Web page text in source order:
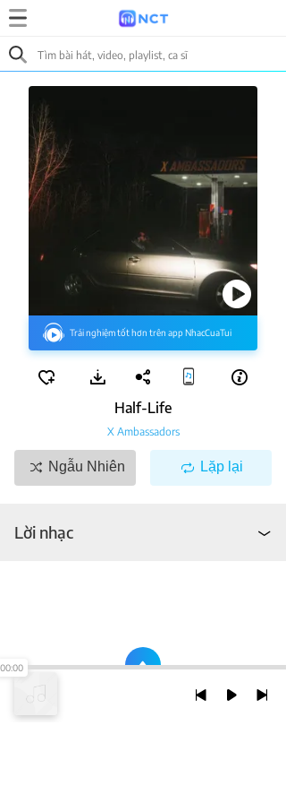
Trải nghiệm tốt hơn trên app NhacCuaTui
Half-Life
X Ambassadors
Ngẫu Nhiên Lặp lại
Lời nhạc
00:00